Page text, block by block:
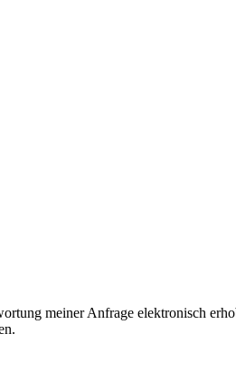
meiner Anfrage elektronisch